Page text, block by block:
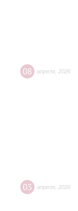
08 апреля 2026
03 апреля 2026